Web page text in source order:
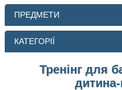
ПОШУК
ПРЕДМЕТИ
КАТЕГОРІЇ
Тренінг для